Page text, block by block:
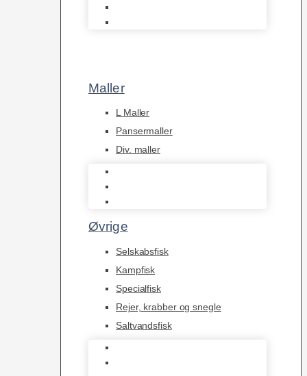
Maller
L Maller
Pansermaller
Div. maller
Øvrige
Selskabsfisk
Kampfisk
Specialfisk
Rejer, krabber og snegle
Saltvandsfisk